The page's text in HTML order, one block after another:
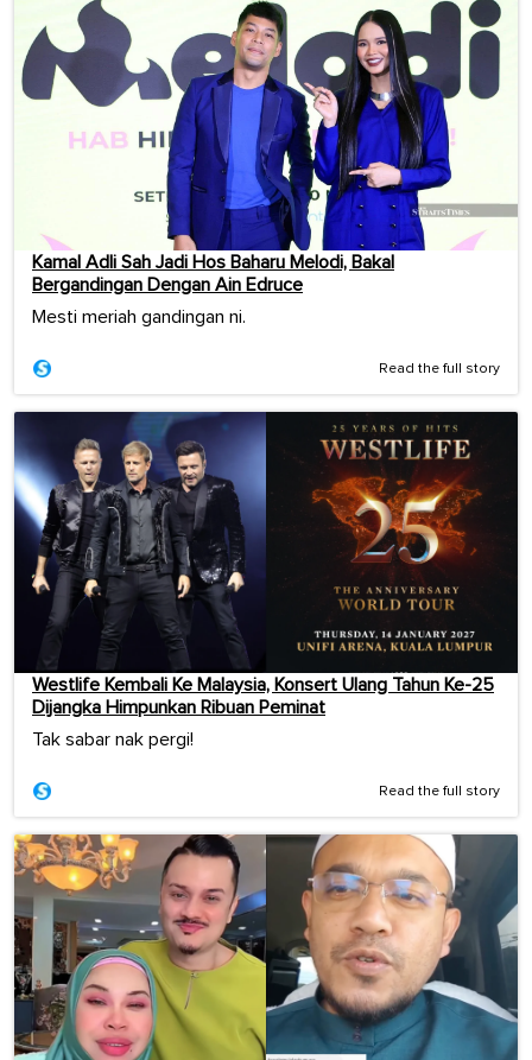
Kamal Adli Sah Jadi Hos Baharu Melodi, Bakal
Bergandingan Dengan Ain Edruce
Mesti meriah gandingan ni.
Read the full story
Westlife Kembali Ke Malaysia, Konsert Ulang Tahun Ke-25
Dijangka Himpunkan Ribuan Peminat
Tak sabar nak pergi!
Read the full story